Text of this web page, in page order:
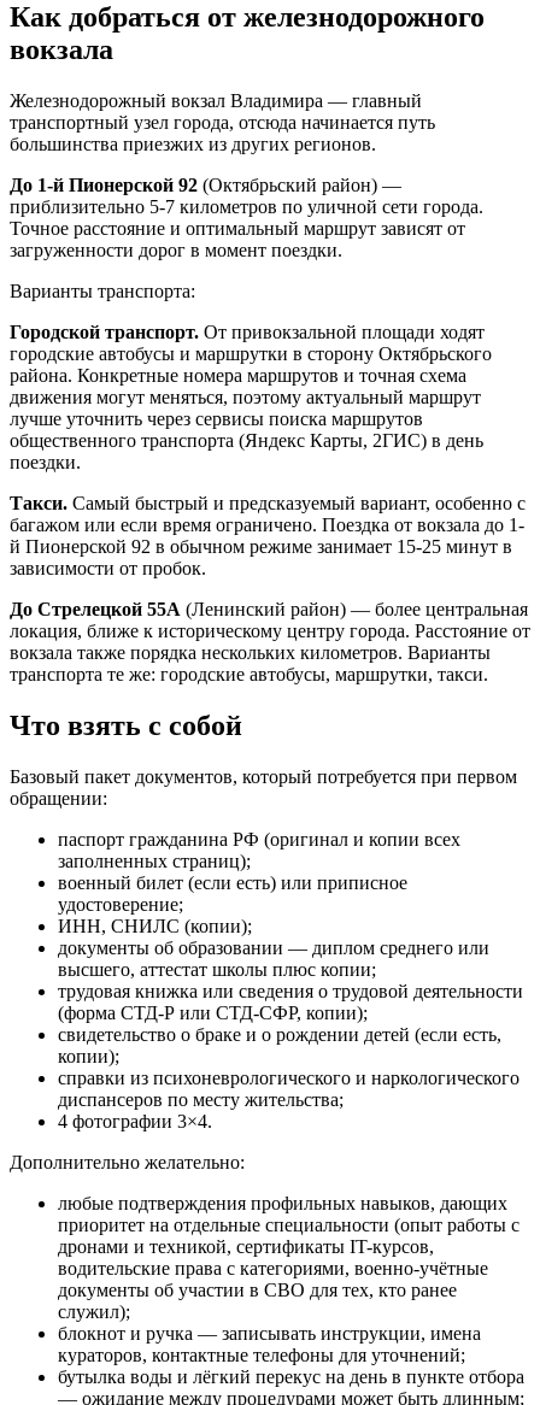
Как добраться от железнодорожного
вокзала
Железнодорожный вокзал Владимира — главный
транспортный узел города, отсюда начинается путь
большинства приезжих из других регионов.
До 1-й Пионерской 92 (Октябрьский район) —
приблизительно 5-7 километров по уличной сети города.
Точное расстояние и оптимальный маршрут зависят от
загруженности дорог в момент поездки.
Варианты транспорта:
Городской транспорт. От привокзальной площади ходят
городские автобусы и маршрутки в сторону Октябрьского
района. Конкретные номера маршрутов и точная схема
движения могут меняться, поэтому актуальный маршрут
лучше уточнить через сервисы поиска маршрутов
общественного транспорта (Яндекс Карты, 2ГИС) в день
поездки.
Такси. Самый быстрый и предсказуемый вариант, особенно с
багажом или если время ограничено. Поездка от вокзала до 1-
й Пионерской 92 в обычном режиме занимает 15-25 минут в
зависимости от пробок.
До Стрелецкой 55А (Ленинский район) — более центральная
локация, ближе к историческому центру города. Расстояние от
вокзала также порядка нескольких километров. Варианты
транспорта те же: городские автобусы, маршрутки, такси.
Что взять с собой
Базовый пакет документов, который потребуется при первом
обращении:
паспорт гражданина РФ (оригинал и копии всех
заполненных страниц);
военный билет (если есть) или приписное
удостоверение;
ИНН, СНИЛС (копии);
документы об образовании — диплом среднего или
высшего, аттестат школы плюс копии;
трудовая книжка или сведения о трудовой деятельности
(форма СТД-Р или СТД-СФР, копии);
свидетельство о браке и о рождении детей (если есть,
копии);
справки из психоневрологического и наркологического
диспансеров по месту жительства;
4 фотографии 3×4.
Дополнительно желательно:
любые подтверждения профильных навыков, дающих
приоритет на отдельные специальности (опыт работы с
дронами и техникой, сертификаты IT-курсов,
водительские права с категориями, военно-учётные
документы об участии в СВО для тех, кто ранее
служил);
блокнот и ручка — записывать инструкции, имена
кураторов, контактные телефоны для уточнений;
бутылка воды и лёгкий перекус на день в пункте отбора
— ожидание между процедурами может быть длинным;